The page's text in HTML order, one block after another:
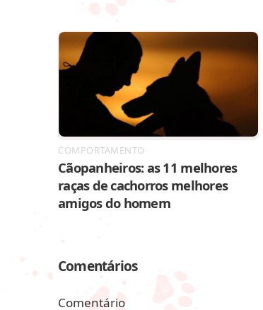
COMPORTAMENTO
Cãopanheiros: as 11 melhores
raças de cachorros melhores
amigos do homem
Comentários
Comentário